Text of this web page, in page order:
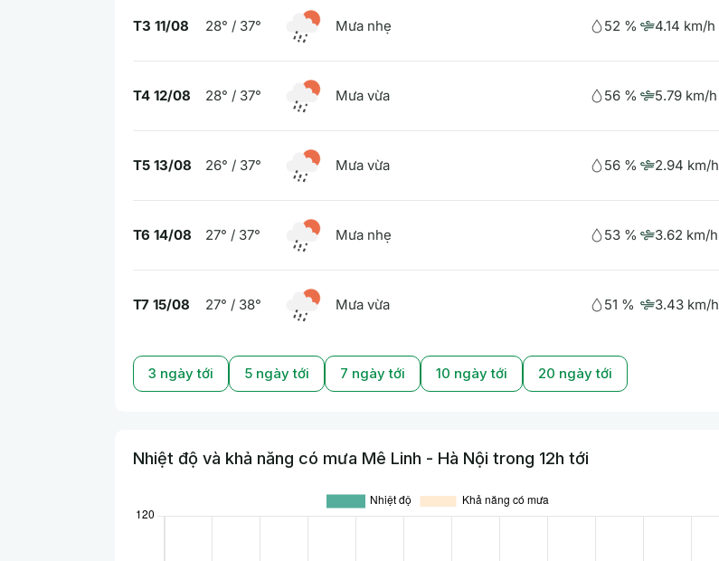
T3 11/08 28° / 37° Mưa nhẹ 52 % 4.14 km/h
T4 12/08 28° / 37° Mưa vừa 56 % 5.79 km/h
T5 13/08 26° / 37° Mưa vừa 56 % 2.94 km/h
T6 14/08 27° / 37° Mưa nhẹ 53 % 3.62 km/h
T7 15/08 27° / 38° Mưa vừa 51 % 3.43 km/h
3 ngày tới 5 ngày tới 7 ngày tới 10 ngày tới 20 ngày tới
Nhiệt độ và khả năng có mưa Mê Linh - Hà Nội trong 12h tới